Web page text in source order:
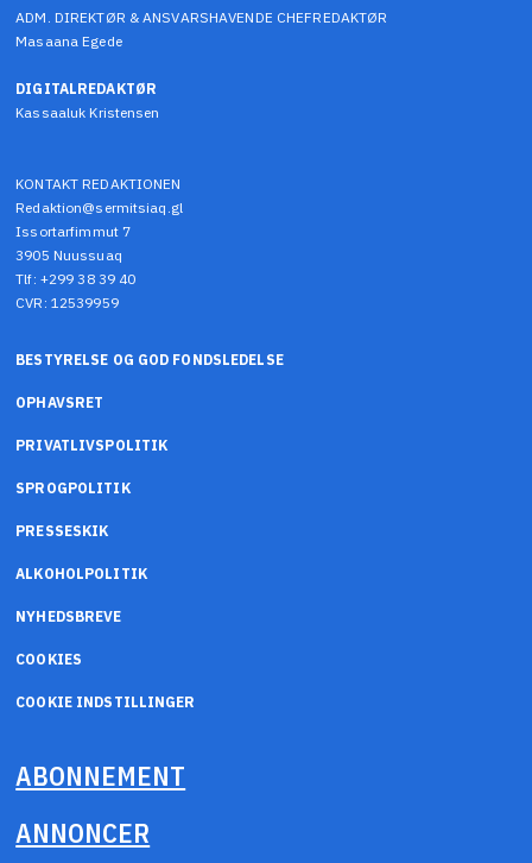
ADM. DIREKTØR & ANSVARSHAVENDE CHEFREDAKTØR
Masaana Egede
DIGITALREDAKTØR
Kassaaluk Kristensen
KONTAKT REDAKTIONEN
Redaktion@sermitsiaq.gl
Issortarfimmut 7
3905 Nuussuaq
Tlf: +299 38 39 40
CVR: 12539959
BESTYRELSE OG GOD FONDSLEDELSE
OPHAVSRET
PRIVATLIVSPOLITIK
SPROGPOLITIK
PRESSESKIK
ALKOHOLPOLITIK
NYHEDSBREVE
COOKIES
COOKIE INDSTILLINGER
ABONNEMENT
ANNONCER